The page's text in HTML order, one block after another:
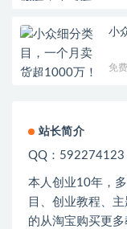
小
免
站长简介
QQ：592274123
本人创业10年，
目、创业教程、
的从淘宝购买更